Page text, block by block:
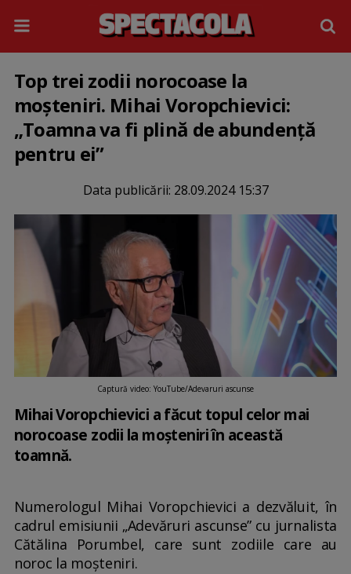
Top trei zodii norocoase la
moșteniri. Mihai Voropchievici:
„Toamna va fi plină de abundență
pentru ei”
Data publicării: 28.09.2024 15:37
Captură video: YouTube/Adevaruri ascunse
Mihai Voropchievici a făcut topul celor mai
norocoase zodii la moşteniri în această
toamnă.
Numerologul Mihai Voropchievici a dezvăluit, în
cadrul emisiunii „Adevăruri ascunse” cu jurnalista
Cătălina Porumbel, care sunt zodiile care au
noroc la moşteniri.